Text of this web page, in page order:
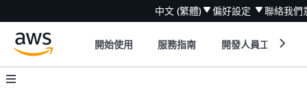
中文 (繁體) 偏好設定 聯絡我們
開始使用 服務指南 開發人員工具